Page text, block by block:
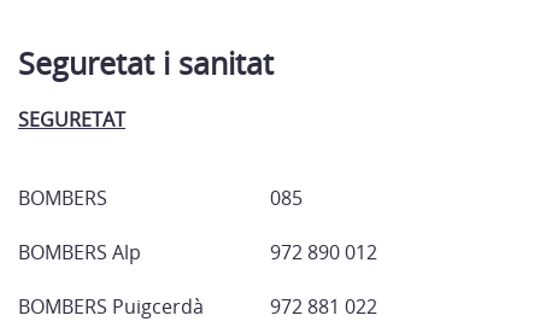
Seguretat i sanitat
SEGURETAT
BOMBERS
BOMBERS Alp
BOMBERS Puigcerdà
085
972 890 012
972 881 022